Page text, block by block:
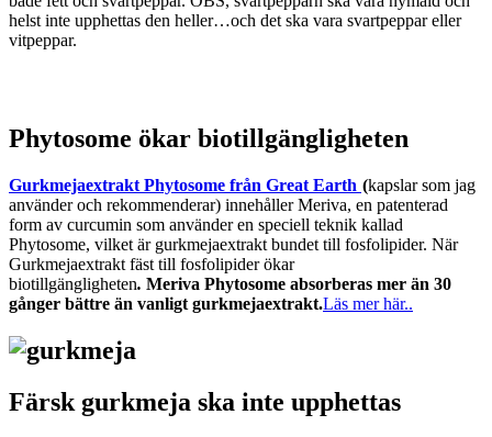
helst inte upphettas den heller…och det ska vara svartpeppar eller
vitpeppar.
Phytosome ökar biotillgängligheten
Gurkmejaextrakt Phytosome från Great Earth (kapslar som jag
använder och rekommenderar) innehåller Meriva, en patenterad
form av curcumin som använder en speciell teknik kallad
Phytosome, vilket är gurkmejaextrakt bundet till fosfolipider. När
Gurkmejaextrakt fäst till fosfolipider ökar
biotillgängligheten. Meriva Phytosome absorberas mer än 30
gånger bättre än vanligt gurkmejaextrakt.Läs mer här..
Färsk gurkmeja ska inte upphettas